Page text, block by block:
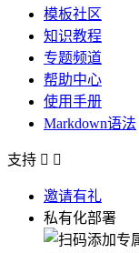
模板社区
知识教程
专题频道
帮助中心
使用手册
Markdown语法
支持  
邀请有礼
私有化部署